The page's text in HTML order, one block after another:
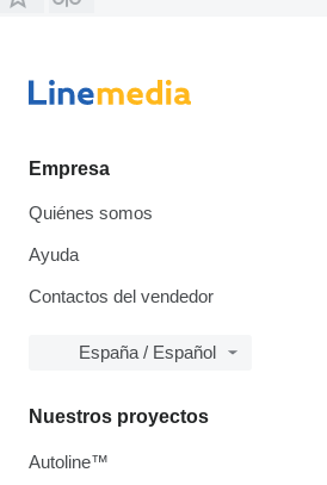
Empresa
Quiénes somos
Ayuda
Contactos del vendedor
España / Español
Nuestros proyectos
Autoline™